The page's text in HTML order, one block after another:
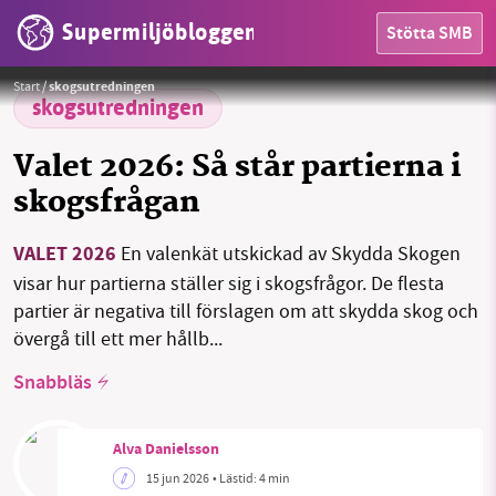
Supermiljöbloggen Stötta SMB
OMRÅDEN
MILJÖFAKTA
Start/skogsutredningen
skogsutredningen
Valet 2026: Så står partierna i
skogsfrågan
VALET 2026 En valenkät utskickad av Skydda Skogen
visar hur partierna ställer sig i skogsfrågor. De flesta
partier är negativa till förslagen om att skydda skog och
övergå till ett mer hållb...
Snabbläs
Alva Danielsson
15 jun 2026• Lästid:4 min
Foto: Privat/Skydda skogen